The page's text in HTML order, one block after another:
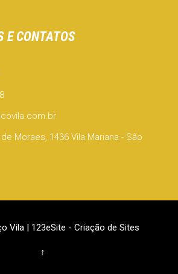
E CONTATOS
Moraes, 1436 Vila Mariana - São
Vila | 123eSite - Criação de Sites
↑